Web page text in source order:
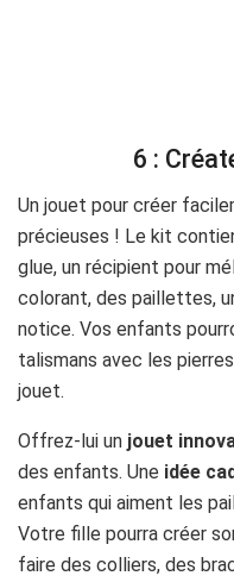
6 :
Un jouet pour créer
précieuses ! Le kit
glue, un récipient pour
colorant, des paillettes,
notice. Vos enfants
talismans avec les
jouet.
Offrez-lui un jouet
des enfants. Une idée
enfants qui aiment les
Votre fille pourra créer
faire des colliers, des